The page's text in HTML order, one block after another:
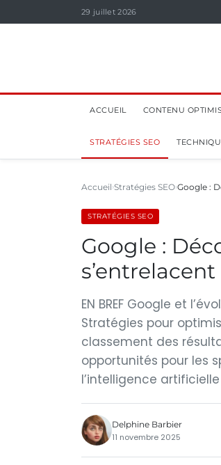
29 juillet 2026
ACCUEIL CONTENU
STRATÉGIES SEO
Accueil Stratégies SEO Google :
STRATÉGIES SEO
Google :
EN BREF Google et
Stratégies pour
classement des
opportunités pour les
l’intelligence
Delphine Barbier
11 novembre 2025